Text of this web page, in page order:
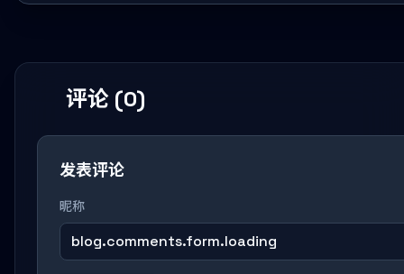
评论 (0)
发表评论
昵称
blog.comments.form.loading